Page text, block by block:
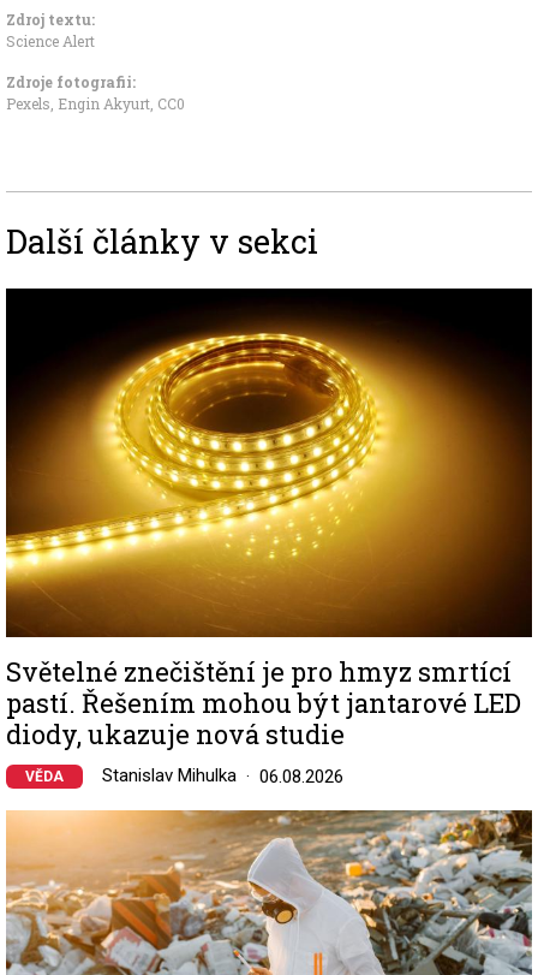
Zdroj textu:
Science Alert
Zdroje fotografii:
Pexels, Engin Akyurt CC0
Další články v sekci
Světelné znečištění je pro hmyz smrtící
pastí. Řešením mohou být jantarové LED
diody, ukazuje nová studie
VĚDA Stanislav Mihulka 06.08.2026
Image